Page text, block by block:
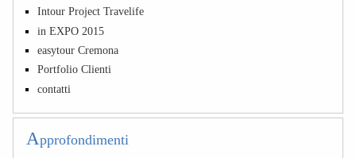
Intour Project Travelife
in EXPO 2015
easytour Cremona
Portfolio Clienti
contatti
Approfondimenti